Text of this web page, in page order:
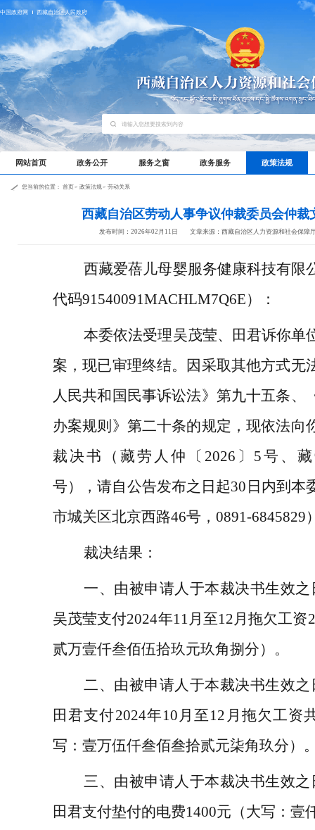
中国政府网 西藏自治区人民政府
网站首页 政务公开 服务之窗 政务服务 政策法规
您当前的位置： 首页> 政策法规 > 劳动关系
西藏自治区劳动人事争议仲裁委员会仲裁
发布时间：2026年02月11日 文章来源：西藏自治区人力资源和社会保障
西藏爱蓓儿母婴服务健康科技有限
代码91540091MACHLM7Q6E）：
本委依法受理吴茂莹、田君诉你单
案，现已审理终结。因采取其他方式无
人民共和国民事诉讼法》第九十五条、
办案规则》第二十条的规定，现依法向
裁决书（藏劳人仲〔2026〕5号、
号），请自公告发布之日起30日内到本
市城关区北京西路46号，0891-6845829
裁决结果：
一、由被申请人于本裁决书生效
吴茂莹支付2024年11月至12月拖欠工资
贰万壹仟叁佰伍拾玖元玖角捌分）。
二、由被申请人于本裁决书生效
田君支付2024年10月至12月拖欠工资
写：壹万伍仟叁佰叁拾贰元柒角玖分）
三、由被申请人于本裁决书生效
田君支付垫付的电费1400元（大写：壹